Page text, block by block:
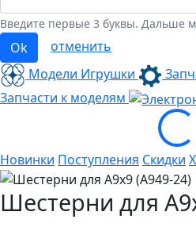
Введите первые 3 буквы. Дальше
Ok
отменить
Модели Игрушки
Запчасти к моделям
Loading...
Новинки Поступления Скидки
Шестерни для